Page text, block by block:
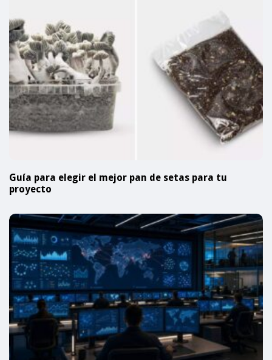
Guía para elegir el mejor pan de setas para tu
proyecto